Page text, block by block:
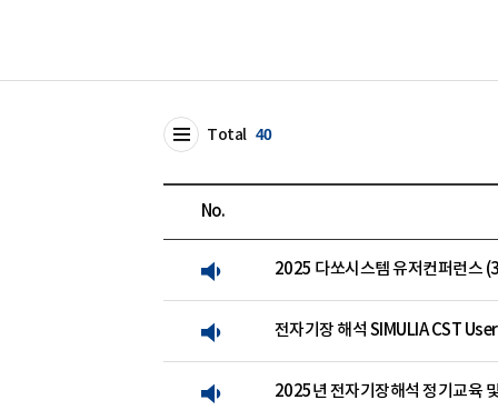
Total 40
No.
2025 다쏘시스템 유저컨퍼런스
전자기장 해석 SIMULIA CST
2025년 전자기장해석 정기교육